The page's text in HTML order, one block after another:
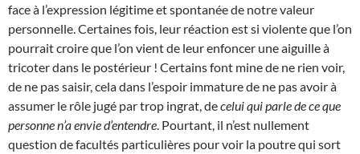
face à l’expression légitime et spontanée de notre valeur
personnelle. Certaines fois, leur réaction est si violente que l’on
pourrait croire que l’on vient de leur enfoncer une aiguille à
tricoter dans le postérieur ! Certains font mine de ne rien voir,
de ne pas saisir, cela dans l’espoir immature de ne pas avoir à
assumer le rôle jugé par trop ingrat, decelui qui parle de ce que
personne n’a envie d’entendre . Pourtant, il n’est nullement
question de facultés particulières pour voir la poutre qui sort